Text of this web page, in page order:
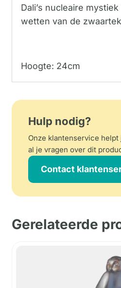
Dali’s nucleaire
wetten van de
Hoogte: 24cm
Hulp nodig?
Onze klantenservice
al je vragen over dit
Contact
Gerelateerde